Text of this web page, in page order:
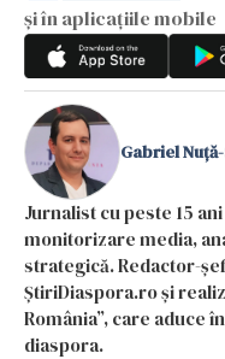
și în aplicațiile mobile
Gabriel
Jurnalist cu peste 15
monitorizare media,
strategică. Redactor-
ȘtiriDiaspora.ro și
România”, care aduce
diaspora.